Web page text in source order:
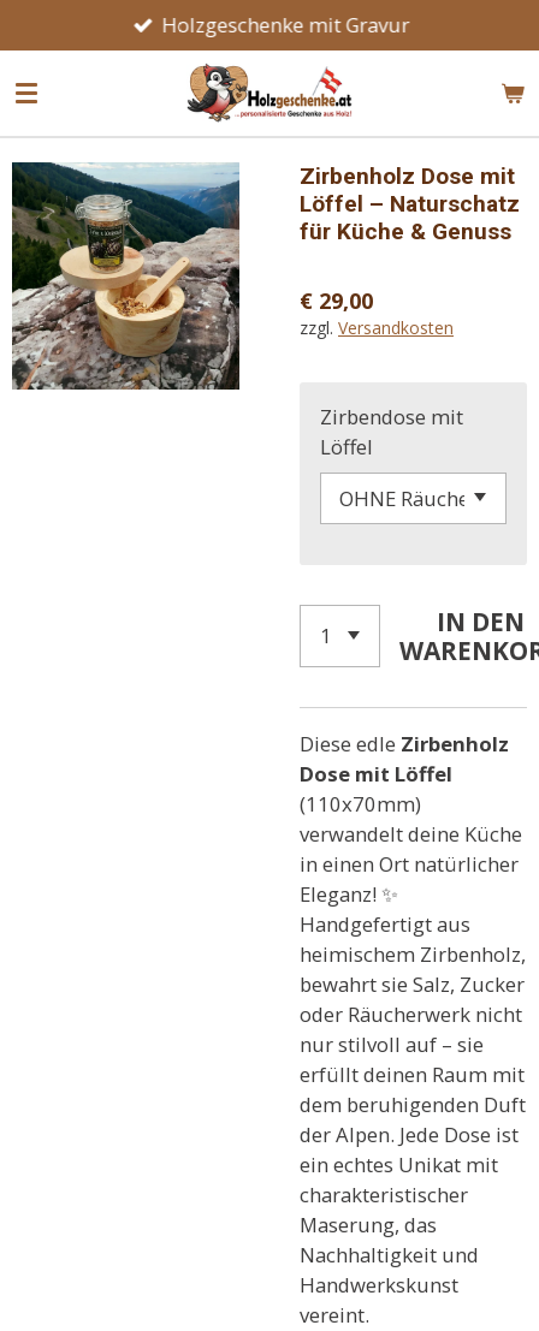
Hauptinhalt
springen
Holzgeschenke mit Gravur
Zirbenholz Dose mit
Löffel – Naturschatz
für Küche & Genuss
€ 29,00
zzgl. Versandkosten
Zirbendose mit
Löffel
IN DEN
Diese edle Zirbenholz
Dose mit Löffel
(110x70mm)
verwandelt deine Küche
in einen Ort natürlicher
Eleganz! ✨
Handgefertigt aus
heimischem Zirbenholz,
bewahrt sie Salz, Zucker
oder Räucherwerk nicht
nur stilvoll auf – sie
erfüllt deinen Raum mit
dem beruhigenden Duft
der Alpen. Jede Dose ist
ein echtes Unikat mit
charakteristischer
Maserung, das
Nachhaltigkeit und
Handwerkskunst
vereint.